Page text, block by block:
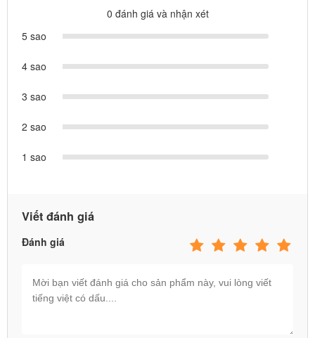
0 đánh giá và nhận xét
5 sao
4 sao
3 sao
2 sao
1 sao
Viết đánh giá
Đánh giá